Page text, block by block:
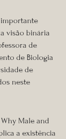
importante
visão binária
de
de Biologia
de
neste
Male and
a existência